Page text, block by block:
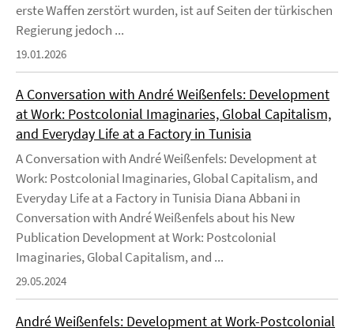
erste Waffen zerstört wurden, ist auf Seiten der türkischen
Regierung jedoch ...
19.01.2026
A Conversation with André Weißenfels: Development
at Work: Postcolonial Imaginaries, Global Capitalism,
and Everyday Life at a Factory in Tunisia
A Conversation with André Weißenfels: Development at
Work: Postcolonial Imaginaries, Global Capitalism, and
Everyday Life at a Factory in Tunisia Diana Abbani in
Conversation with André Weißenfels about his New
Publication Development at Work: Postcolonial
Imaginaries, Global Capitalism, and ...
29.05.2024
André Weißenfels: Development at Work-Postcolonial